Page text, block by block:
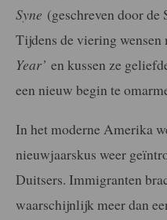
Syne (geschreven door
Tijdens de viering wensen
Year’ en kussen ze
een nieuw begin te
In het moderne Amerika
nieuwjaarskus weer
Duitsers. Immigranten
waarschijnlijk meer dan